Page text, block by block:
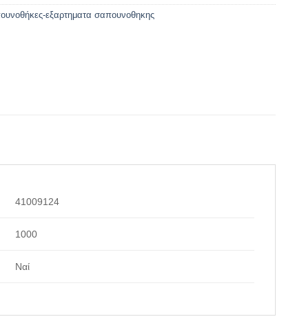
εξαρτηματα σαπουνοθηκης
41009124
1000
Ναί